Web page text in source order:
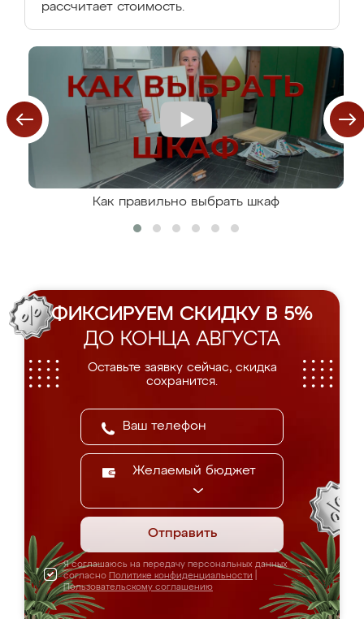
рассчитает стоимость.
Как правильно выбрать шкаф
ФИКСИРУЕМ СКИДКУ В 5%
ДО КОНЦА АВГУСТА
Оставьте заявку сейчас, скидка
сохранится.
Желаемый бюджет
Отправить
Я соглашаюсь на передачу персональных данных
согласно Политике конфиденциальности
Пользовательскому соглашению